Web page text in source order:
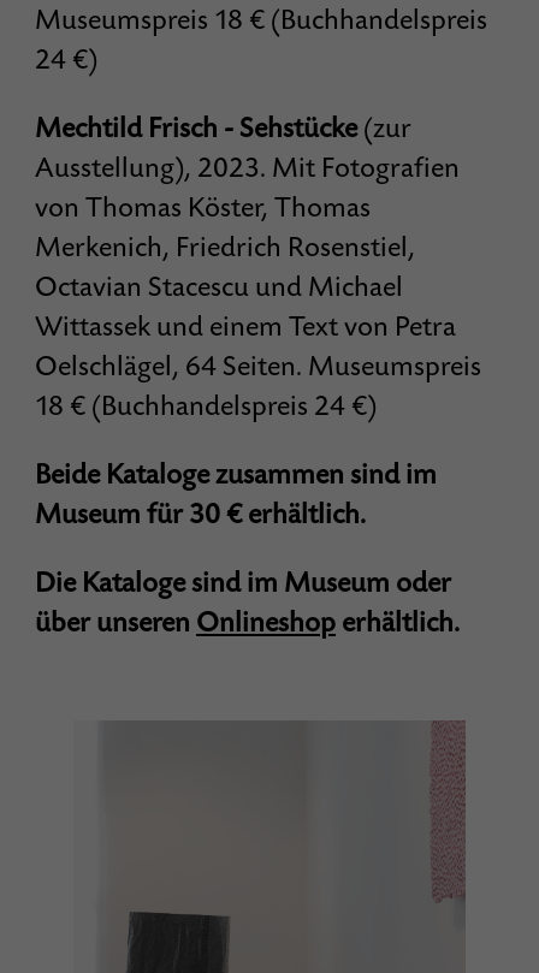
Museumspreis 18 € (Buchhandelspreis
24 €)
Mechtild Frisch - Sehstücke(zur
Ausstellung), 2023. Mit Fotografien
von Thomas Köster, Thomas
Merkenich, Friedrich Rosenstiel,
Octavian Stacescu und Michael
Wittassek und einem Text von Petra
Oelschlägel, 64 Seiten. Museumspreis
18 € (Buchhandelspreis 24 €)
Beide Kataloge zusammen sind im
Museum für 30 € erhältlich.
Die Kataloge sind im Museum oder
über unseren Onlineshop erhältlich.